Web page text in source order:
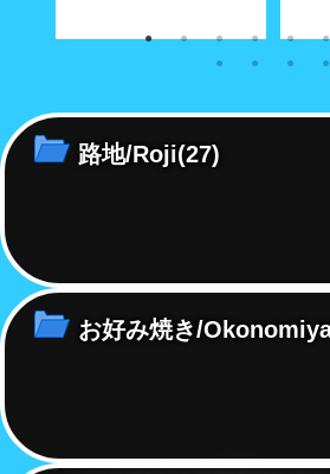
八坂神社に通じる築島(明神)小
内海
ン・
路地/Roji(27)
お好み焼き/